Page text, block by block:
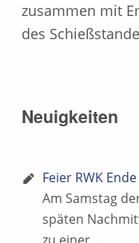
zusammen mit
des
Neuigkeiten
Feier RWK
Am Samstag
späten
zu einer…